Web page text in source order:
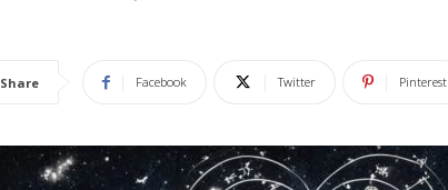
Share Facebook Twitter Pinterest